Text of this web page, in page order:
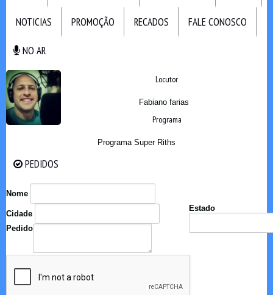
NOTICIAS PROMOÇÃO RECADOS FALE CONOSCO
NO AR
Locutor
Fabiano farias
Programa
Programa Super Riths
PEDIDOS
Nome
Cidade
Estado
Pedido